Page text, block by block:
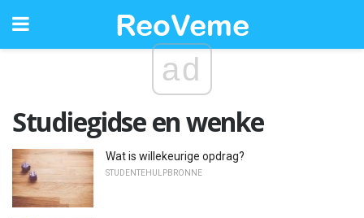
ad
Studiegidse en wenke
Wat is willekeurige opdrag?
STUDENTEHULPBRONNE